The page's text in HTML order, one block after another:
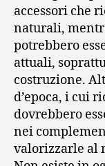
accessori che
naturali,
potrebbero
attuali,
costruzione.
d’epoca, i cui
dovrebbero
nei
valorizzarle al